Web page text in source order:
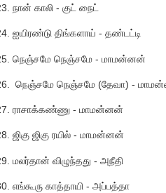
நான் காலி - குட் நைட்
ஐயிரண்டு திங்களாய் - தண்டட்டி
நெஞ்சமே நெஞ்சமே - மாமன்னன்
நெஞ்சமே நெஞ்சமே (தேவா) -
ராசாக்கண்ணு - மாமன்னன்
ஜிகு ஜிகு ரயில் - மாமன்னன்
மலர்தான் விழுந்தது - அநீதி
எங்கூரு காத்தாயி - அப்பத்தா